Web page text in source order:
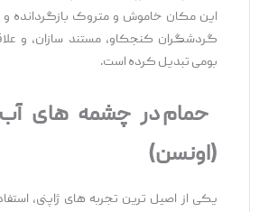
این مکان خاموش و متروک بازگردانده و
گردشگران کنجکاو، مستند سازان، و
بومی تبدیل کرده است.
حمام در چشمه‌ های
(اونسن)
یکی از اصیل ‌ترین تجربه‌ های ژاپنی،